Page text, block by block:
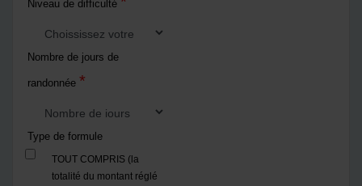
Niveau de difficulté
Nombre de jours de
randonnée *
Type de formule
TOUT COMPRIS (la
totalité du montant réglé